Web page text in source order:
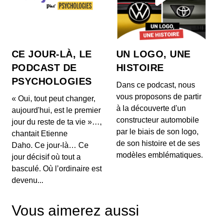
pour les streamers. »
00:35:47 - IL Y A 10 MOIS
Pour en savoir plus sur les différents sujets de la
semaine : https://www.lesnumeriques.com/emiss...
#36 avec Laurence Meunier : « Netflix
est un concurrent qu’on ne peut pas
éviter. »
00:32:14 - IL Y A 10 MOIS
Pour en savoir plus sur les différents sujets de la
semaine : https://www.lesnumeriques.com/emiss...
#35 avec Mathieu Dos Santos :
« Google est plombé par la partie
modem de ses Pixel 10. »
00:43:57 - IL Y A 11 MOIS
Pour en savoir plus sur les différents sujets de la
semaine : https://www.lesnumeriques.com/emiss...
#34 avec Renaud Labracherie : « On va
semaine : https://www.lesnumeriques.com/emiss...
CE JOUR-LÀ, LE
PODCAST DE
PSYCHOLOGIES
« Oui, tout peut changer,
aujourd'hui, est le premier
jour du reste de ta vie »…,
chantait Etienne
Daho. Ce jour-là… Ce
jour décisif où tout a
basculé. Où l’ordinaire est
devenu...
UN LOGO, UNE
HISTOIRE
Dans ce podcast, nous
vous proposons de partir
à la découverte d'un
constructeur automobile
par le biais de son logo,
de son histoire et de ses
modèles emblématiques.
Vous aimerez aussi